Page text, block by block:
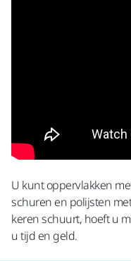
U kunt oppervlakken
schuren en polijsten
keren schuurt, hoeft u
u tijd en geld.